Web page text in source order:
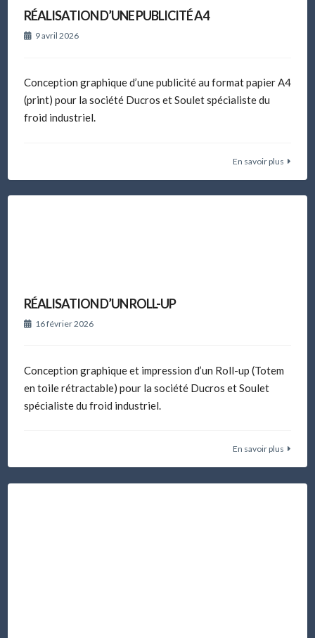
RÉALISATION D’UNE PUBLICITÉ A4
9 avril 2026
Conception graphique d’une publicité au format papier A4
(print) pour la société Ducros et Soulet spécialiste du
froid industriel.
En savoir plus
RÉALISATION D’UN ROLL-UP
16 février 2026
Conception graphique et impression d’un Roll-up (Totem
en toile rétractable) pour la société Ducros et Soulet
spécialiste du froid industriel.
En savoir plus